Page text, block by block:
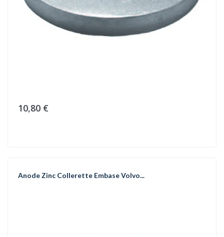
10,80 €
Anode Zinc Collerette Embase Volvo...